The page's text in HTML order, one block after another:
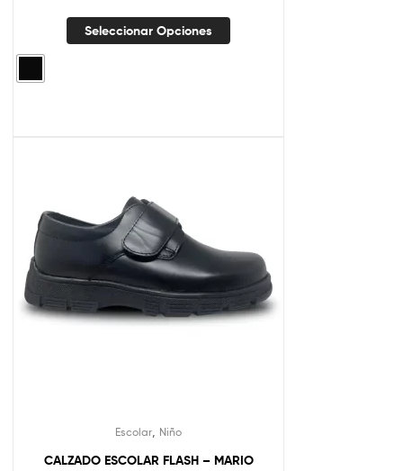
Seleccionar Opciones
Escolar Niño
CALZADO ESCOLAR FLASH – MARIO